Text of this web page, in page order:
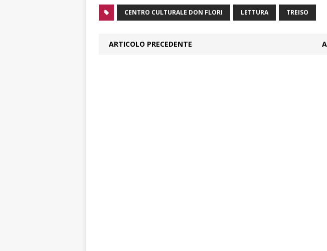
CENTRO CULTURALE DON FLORI LETTURA TREISO
ARTICOLO PRECEDENTE